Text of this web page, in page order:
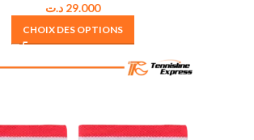
29.000 د.ت
CHOIX DES OPTIONS